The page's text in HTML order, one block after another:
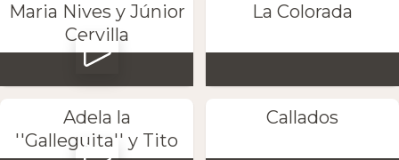
Maria Nives y Júnior
Cervilla
La Colorada
Adela la
''Galleguita'' y Tito
Callados